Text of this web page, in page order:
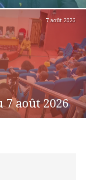
7 août 2026
7 août 2026